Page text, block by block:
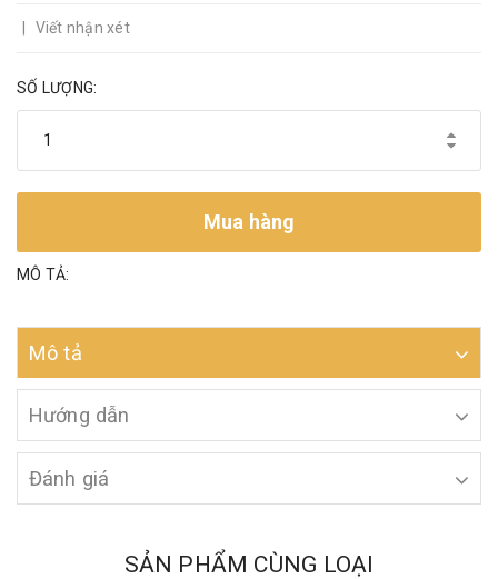
Viết nhận xét
SỐ LƯỢNG:
Mua hàng
MÔ TẢ:
Mô tả
Hướng dẫn
Đánh giá
SẢN PHẨM CÙNG LOẠI